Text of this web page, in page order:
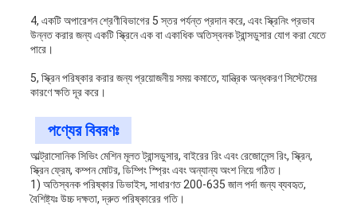
4, একটি অপারেশন শ্রেণীবিভাগের 5 স্তর পর্যন্ত প্রদান করে, এবং স্ক্রিনিং প্রভাব
উন্নত করার জন্য একটি স্ক্রিনে এক বা একাধিক অতিস্বনক ট্রান্সডুসার যোগ করা যেতে
পারে।
5, স্ক্রিন পরিষ্কার করার জন্য প্রয়োজনীয় সময় কমাতে, যান্ত্রিক অন্ধকরণ সিস্টেমের
কারণে ক্ষতি দূর করে।
পণ্যের বিবরণঃ
আল্ট্রাসোনিক সিভিং মেশিন মূলত ট্রান্সডুসার, বাইরের রিং এবং রেজোনেন্স রিং, স্ক্রিন,
স্ক্রিন ফ্রেম, কম্পন মোটর, ডিম্পিং স্প্রিং এবং অন্যান্য অংশ নিয়ে গঠিত।
1) অতিস্বনক পরিষ্কার ডিভাইস, সাধারণত 200-635 জাল পর্দা জন্য ব্যবহৃত,
বৈশিষ্ট্যঃ উচ্চ দক্ষতা, দ্রুত পরিষ্কারের গতি।